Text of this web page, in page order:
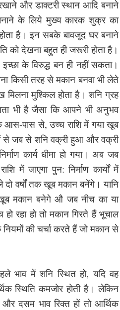
और डाक्टरी स्थान आदि बनाने
के लिये मुख्य कारक शुक्र का
है। इन सबके बावजूद घर बनाने
को देखना बहुत ही जरूरी होता है।
के विरुद्ध बन ही नहीं सकता।
किसी तरह से मकान बनवा भी लेते
मुश्किल होता है। शनि ग्रह
भी है जैसा कि आपने भी अनुभव
आस-पास से, उच्च राशि में गया खूब
से जब से शनि वक्री हुआ और वक्री
कार्य धीमा हो गया। अब जब
में जाएगा पुन: निर्माण कार्यों में
वर्षों तक खूब मकान बनेंगे। यानि
मकान बनेगे औ जब नीच का या
रहा हो तो मकान गिरते हैं भूचाल
की चर्चा करते हैं जो मकान से
भाव में शनि स्थित हो, यदि वह
स्थिति कमजोर होती है। लेकिन
दसम भाव रिक्त हों तो आर्थिक